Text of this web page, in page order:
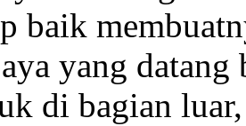
baik
yang datang
di bagian